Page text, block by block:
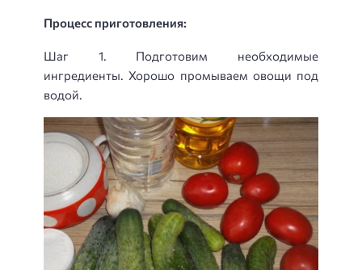
Процесс приготовления:
Шаг 1. Подготовим необходимые
ингредиенты. Хорошо промываем овощи под
водой.